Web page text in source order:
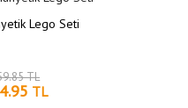
Lego Seti
TL
TL